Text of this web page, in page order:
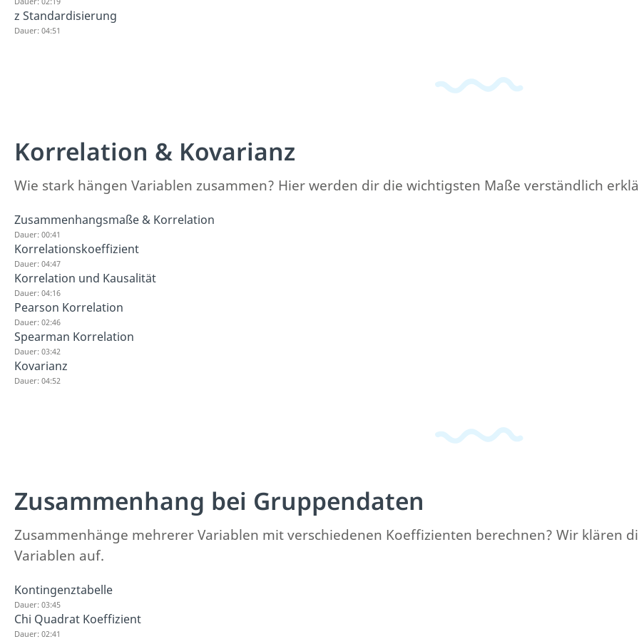
z Standardisierung
Dauer: 04:51
Korrelation & Kovarianz
Wie stark hängen Variablen zusammen? Hier werden dir die wichtigsten Maße verständlich
Zusammenhangsmaße & Korrelation
Dauer: 00:41
Korrelationskoeffizient
Dauer: 04:47
Korrelation und Kausalität
Dauer: 04:16
Pearson Korrelation
Dauer: 02:46
Spearman Korrelation
Dauer: 03:42
Kovarianz
Dauer: 04:52
Zusammenhang bei Gruppendaten
Zusammenhänge mehrerer Variablen mit verschiedenen Koeffizienten berechnen? Wir klären
Variablen auf.
Kontingenztabelle
Dauer: 03:45
Chi Quadrat Koeffizient
Dauer: 02:41